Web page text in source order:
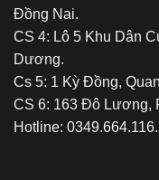
Đồng Nai.
CS 4: Lô 5 Khu Dân
Dương.
Cs 5: 1 Kỳ Đồng,
CS 6: 163 Đô Lương,
Hotline: